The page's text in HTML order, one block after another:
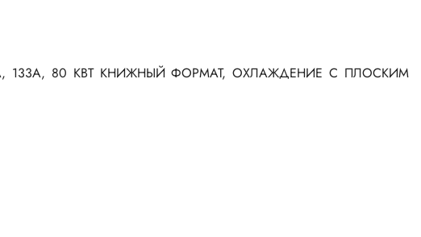
133A, 80 КВТ КНИЖНЫЙ ФОРМАТ, ОХЛАЖДЕНИЕ С ПЛОСКИМ